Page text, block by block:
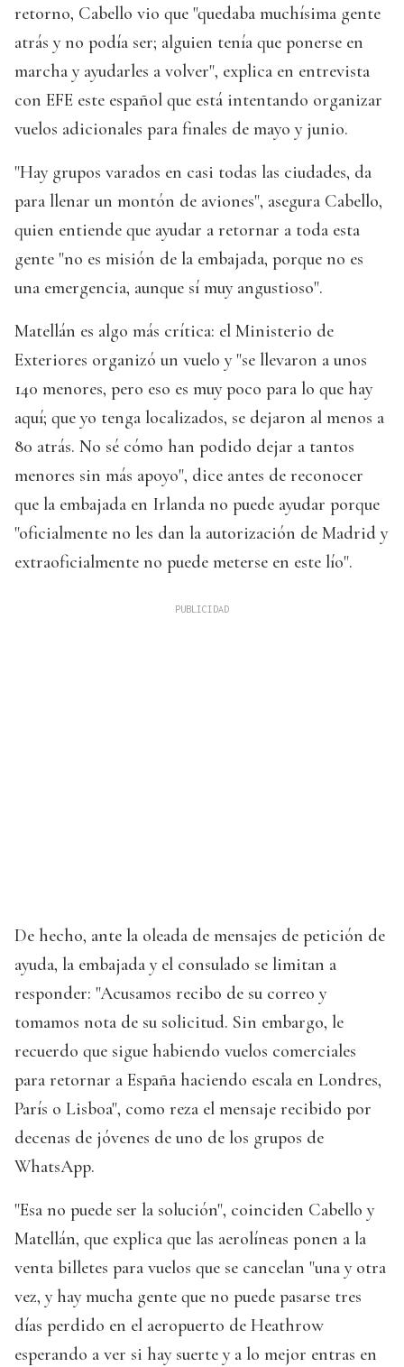
retorno, Cabello vio que "quedaba muchísima gente
atrás y no podía ser; alguien tenía que ponerse en
marcha y ayudarles a volver", explica en entrevista
con EFE este español que está intentando organizar
vuelos adicionales para finales de mayo y junio.
"Hay grupos varados en casi todas las ciudades, da
para llenar un montón de aviones", asegura Cabello,
quien entiende que ayudar a retornar a toda esta
gente "no es misión de la embajada, porque no es
una emergencia, aunque sí muy angustioso".
Matellán es algo más crítica: el Ministerio de
Exteriores organizó un vuelo y "se llevaron a unos
140 menores, pero eso es muy poco para lo que hay
aquí; que yo tenga localizados, se dejaron al menos a
80 atrás. No sé cómo han podido dejar a tantos
menores sin más apoyo", dice antes de reconocer
que la embajada en Irlanda no puede ayudar porque
"oficialmente no les dan la autorización de Madrid y
extraoficialmente no puede meterse en este lío".
De hecho, ante la oleada de mensajes de petición de
ayuda, la embajada y el consulado se limitan a
responder: "Acusamos recibo de su correo y
tomamos nota de su solicitud. Sin embargo, le
recuerdo que sigue habiendo vuelos comerciales
para retornar a España haciendo escala en Londres,
París o Lisboa", como reza el mensaje recibido por
decenas de jóvenes de uno de los grupos de
WhatsApp.
"Esa no puede ser la solución", coinciden Cabello y
Matellán, que explica que las aerolíneas ponen a la
venta billetes para vuelos que se cancelan "una y otra
vez, y hay mucha gente que no puede pasarse tres
días perdido en el aeropuerto de Heathrow
esperando a ver si hay suerte y a lo mejor entras en